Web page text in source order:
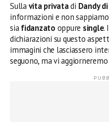
Sullavita privatadi Dandy
informazioni e non
siafidanzato oppure single.
dichiarazioni su questo
immagini che lasciassero
seguono, ma vi